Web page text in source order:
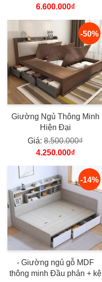
6.600.000₫
-50%
Giường Ngủ Thông Minh
Hiện Đại
Giá: 8.500.000₫
4.250.000₫
-14%
- Giường ngủ gỗ MDF
thông minh Đầu phản + kệ